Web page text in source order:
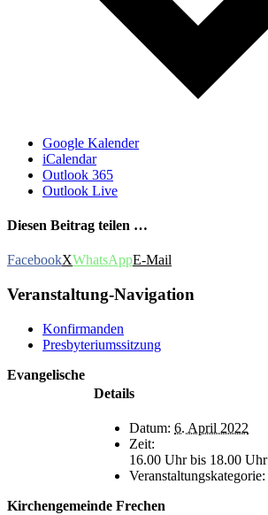
Google Kalender
iCalendar
Outlook 365
Outlook Live
Diesen Beitrag teilen …
FacebookXWhatsAppE-Mail
Veranstaltung-Navigation
Konfirmanden
Presbyteriumssitzung
Details
Datum: 6. April 2022
Zeit:
16.00 Uhr bis 18.00 Uhr
Veranstaltungskategorie:
Evangelische
Kirchengemeinde Frechen